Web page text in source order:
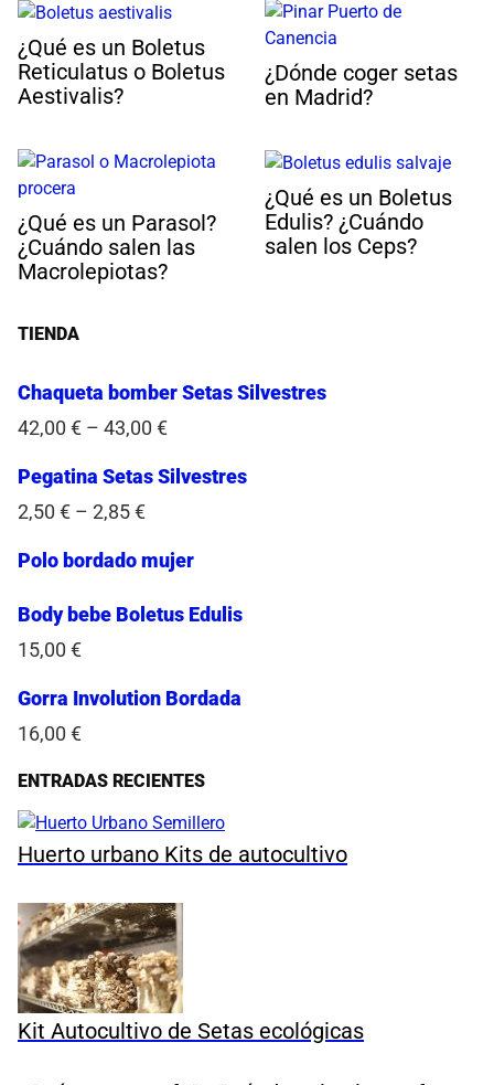
¿Qué es un Boletus
Reticulatus o Boletus
Aestivalis?
¿Dónde coger setas
en Madrid?
¿Qué es un Parasol?
¿Cuándo salen las
Macrolepiotas?
¿Qué es un Boletus
Edulis? ¿Cuándo
salen los Ceps?
TIENDA
Chaqueta bomber Setas Silvestres
42,00 € – 43,00 €
Pegatina Setas Silvestres
2,50 € – 2,85€
Polo bordado mujer
Body bebe Boletus Edulis
15,00 €
Gorra Involution Bordada
16,00 €
ENTRADAS RECIENTES
Huerto urbano Kits de autocultivo
Kit Autocultivo de Setas ecológicas